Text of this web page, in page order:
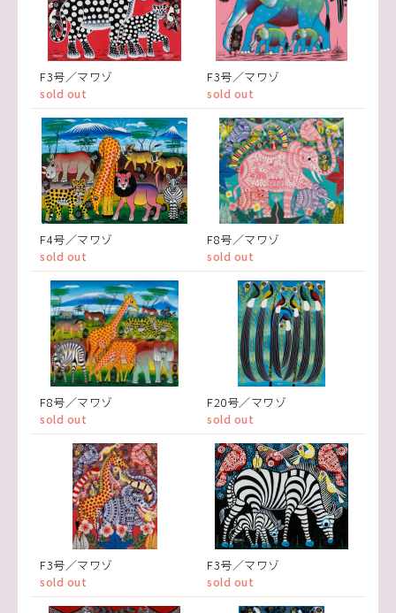
F3号／マワゾ
sold out
F3号／マワゾ
sold out
F4号／マワゾ
sold out
F8号／マワゾ
sold out
F8号／マワゾ
sold out
F20号／マワゾ
sold out
F3号／マワゾ
sold out
F3号／マワゾ
sold out